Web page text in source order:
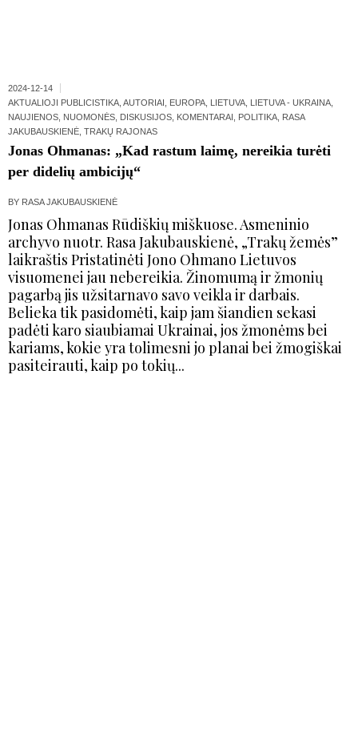
2024-12-14
AKTUALIOJI PUBLICISTIKA AUTORIAI EUROPA LIETUVA LIETUVA - UKRAINA
NAUJIENOS NUOMONĖS, DISKUSIJOS, KOMENTARAI POLITIKA RASA
JAKUBAUSKIENĖ TRAKŲ RAJONAS
Jonas Ohmanas: „Kad rastum laimę, nereikia turėti
per didelių ambicijų“
BY RASA JAKUBAUSKIENĖ
Jonas Ohmanas Rūdiškių miškuose. Asmeninio
archyvo nuotr. Rasa Jakubauskienė, „Trakų žemės”
laikraštis Pristatinėti Jono Ohmano Lietuvos
visuomenei jau nebereikia. Žinomumą ir žmonių
pagarbą jis užsitarnavo savo veikla ir darbais.
Belieka tik pasidomėti, kaip jam šiandien sekasi
padėti karo siaubiamai Ukrainai, jos žmonėms bei
kariams, kokie yra tolimesni jo planai bei žmogiškai
pasiteirauti, kaip po tokių...